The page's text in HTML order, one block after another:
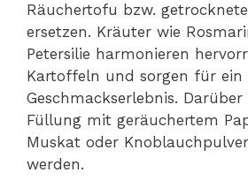
Räuchertofu bzw.
ersetzen. Kräuter wie
Petersilie harmonieren
Kartoffeln und sorgen für ein
Geschmackserlebnis.
Füllung mit geräuchertem
Muskat oder
werden.